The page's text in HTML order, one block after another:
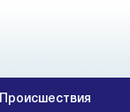
Происшествия